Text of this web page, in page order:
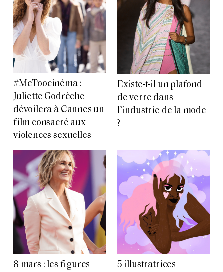
#MeToocinéma :
Juliette Godrèche
dévoilera à Cannes un
film consacré aux
violences sexuelles
Existe-t-il un plafond
de verre dans
l’industrie de la mode
?
8 mars : les figures
5 illustratrices